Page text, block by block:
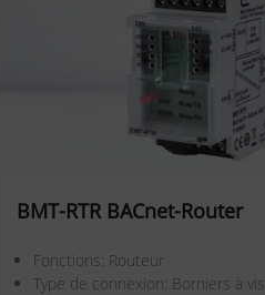
BMT-RTR BACnet-Router
Fonctions: Routeur
Type de connexion: Borniers à vis